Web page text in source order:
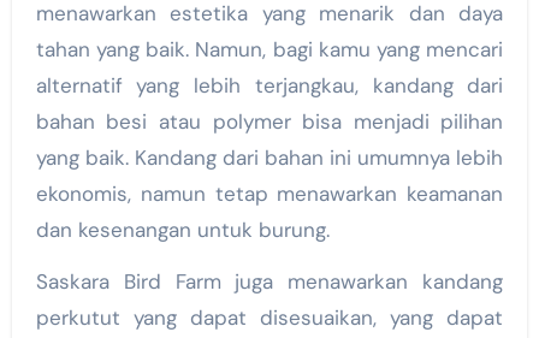
menawarkan estetika yang menarik dan daya
tahan yang baik. Namun, bagi kamu yang mencari
alternatif yang lebih terjangkau, kandang dari
bahan besi atau polymer bisa menjadi pilihan
yang baik. Kandang dari bahan ini umumnya lebih
ekonomis, namun tetap menawarkan keamanan
dan kesenangan untuk burung.
Saskara Bird Farm juga menawarkan kandang
perkutut yang dapat disesuaikan, yang dapat